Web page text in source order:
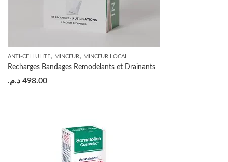
ANTI-CELLULITE, MINCEUR, MINCEUR LOCAL
Recharges Bandages Remodelants et Drainants
498.00 د.م.